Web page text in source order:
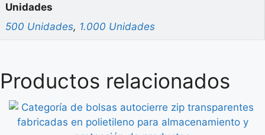
Unidades
500 Unidades, 1.000 Unidades
Productos relacionados